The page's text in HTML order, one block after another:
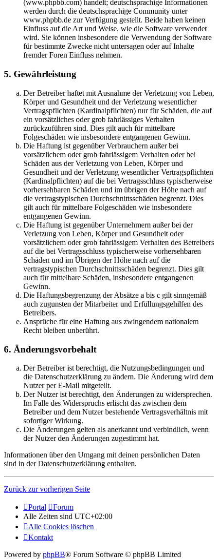
(www.phpbb.com) handelt; deutschsprachige Informationen
werden durch die deutschsprachige Community unter
www.phpbb.de zur Verfügung gestellt. Beide haben keinen
Einfluss auf die Art und Weise, wie die Software verwendet
wird. Sie können insbesondere die Verwendung der Software
für bestimmte Zwecke nicht untersagen oder auf Inhalte
fremder Foren Einfluss nehmen.
5. Gewährleistung
Der Betreiber haftet mit Ausnahme der Verletzung von Leben,
Körper und Gesundheit und der Verletzung wesentlicher
Vertragspflichten (Kardinalpflichten) nur für Schäden, die auf
ein vorsätzliches oder grob fahrlässiges Verhalten
zurückzuführen sind. Dies gilt auch für mittelbare
Folgeschäden wie insbesondere entgangenen Gewinn.
Die Haftung ist gegenüber Verbrauchern außer bei
vorsätzlichem oder grob fahrlässigem Verhalten oder bei
Schäden aus der Verletzung von Leben, Körper und
Gesundheit und der Verletzung wesentlicher Vertragspflichten
(Kardinalpflichten) auf die bei Vertragsschluss typischerweise
vorhersehbaren Schäden und im übrigen der Höhe nach auf
die vertragstypischen Durchschnittsschäden begrenzt. Dies
gilt auch für mittelbare Folgeschäden wie insbesondere
entgangenen Gewinn.
Die Haftung ist gegenüber Unternehmern außer bei der
Verletzung von Leben, Körper und Gesundheit oder
vorsätzlichem oder grob fahrlässigem Verhalten des Betreibers
auf die bei Vertragsschluss typischerweise vorhersehbaren
Schäden und im Übrigen der Höhe nach auf die
vertragstypischen Durchschnittsschäden begrenzt. Dies gilt
auch für mittelbare Schäden, insbesondere entgangenen
Gewinn.
Die Haftungsbegrenzung der Absätze a bis c gilt sinngemäß
auch zugunsten der Mitarbeiter und Erfüllungsgehilfen des
Betreibers.
Ansprüche für eine Haftung aus zwingendem nationalem
Recht bleiben unberührt.
6. Änderungsvorbehalt
Der Betreiber ist berechtigt, die Nutzungsbedingungen und
die Datenschutzerklärung zu ändern. Die Änderung wird dem
Nutzer per E-Mail mitgeteilt.
Der Nutzer ist berechtigt, den Änderungen zu widersprechen.
Im Falle des Widerspruchs erlischt das zwischen dem
Betreiber und dem Nutzer bestehende Vertragsverhältnis mit
sofortiger Wirkung.
Die Änderungen gelten als anerkannt und verbindlich, wenn
der Nutzer den Änderungen zugestimmt hat.
Informationen über den Umgang mit deinen persönlichen Daten
sind in der Datenschutzerklärung enthalten.
Zurück zur vorherigen Seite
Portal
Forum
Alle Zeiten sind UTC+02:00
Alle Cookies löschen
Kontakt
Powered by phpBB® Forum Software © phpBB Limited